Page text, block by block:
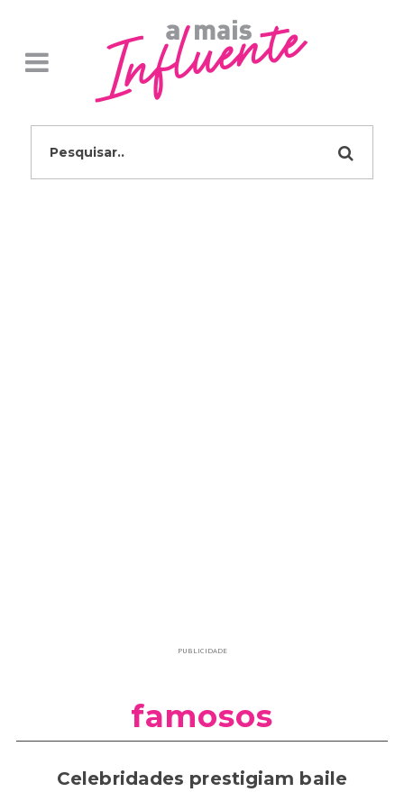
PUBLICIDADE
famosos
Celebridades prestigiam baile